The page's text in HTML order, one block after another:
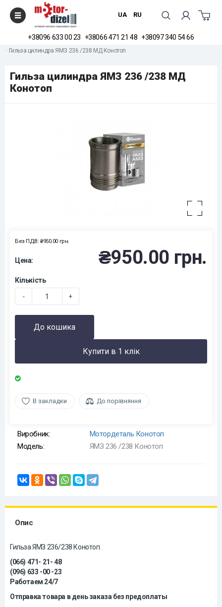
UA RU
+38096 633 00 23 +38066 471 21 48 +38097 340 54 66
Товари та послуги
Гільзи двигуна
Гильза цилиндра ЯМЗ 236 /238 МД Конотоп
Гильза цилиндра ЯМЗ 236 /238 МД
Конотоп
Цена: ₴950.00 грн.
Без ПДВ: ₴950.00 грн.
Кількість
- +
До кошика
Купити в 1 клік
В закладки До порівняння
Виробник:
Мотордеталь Конотоп
Модель:
ЯМЗ 236 /238 Конотоп
Опис
Гильза ЯМЗ 236/238 Конотоп.
(066) 471- 21- 48
(096) 633 -00 -23
Работаем 24/7
Отправка товара в день заказа без предоплаты